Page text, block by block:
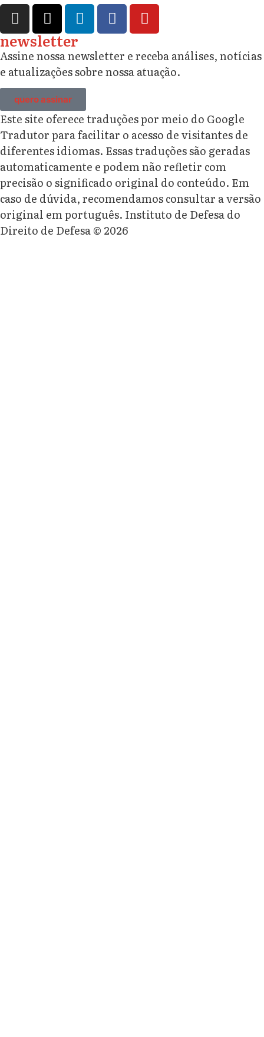
newsletter
Assine nossa newsletter e receba análises, notícias
e atualizações sobre nossa atuação.
quero assinar
Este site oferece traduções por meio do Google
Tradutor para facilitar o acesso de visitantes de
diferentes idiomas. Essas traduções são geradas
automaticamente e podem não refletir com
precisão o significado original do conteúdo. Em
caso de dúvida, recomendamos consultar a versão
original em português. Instituto de Defesa do
Direito de Defesa © 2026